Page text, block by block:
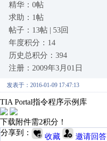
精华：0帖
求助：1帖
帖子：13帖 | 53回
年度积分：14
历史总积分：394
注册：2009年3月01日
发表于：2016-01-09 17:47:13
TIA Portal指令程序示例库
下载附件需2积分！
分享到：
收藏 邀请回答